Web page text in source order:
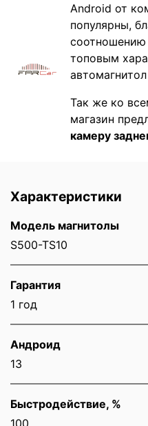
Android от
популярны,
соотношению
топовым
Так же ко
магазин
камеру
Характеристики
Модель магнитолы
S500-TS10
Гарантия
1 год
Андроид
13
Быстродействие, %
100